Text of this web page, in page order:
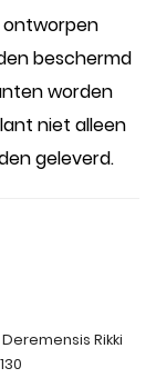
ontworpen
beschermd
worden
niet alleen
geleverd.
Rikki